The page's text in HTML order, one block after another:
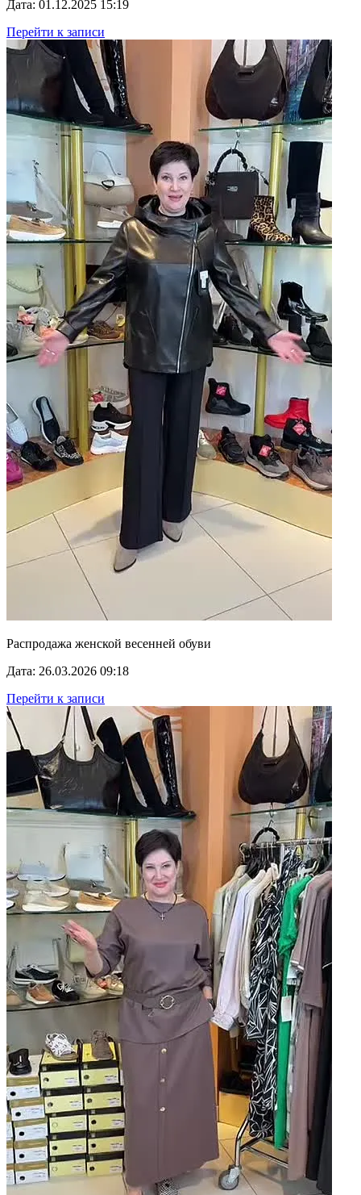
Дата: 01.12.2025 15:19
Перейти к записи
Распродажа женской весенней обуви
Дата: 26.03.2026 09:18
Перейти к записи